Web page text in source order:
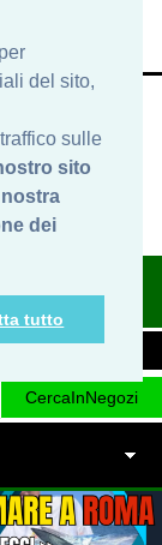
del sito,
sulle
sito
dei
tutto